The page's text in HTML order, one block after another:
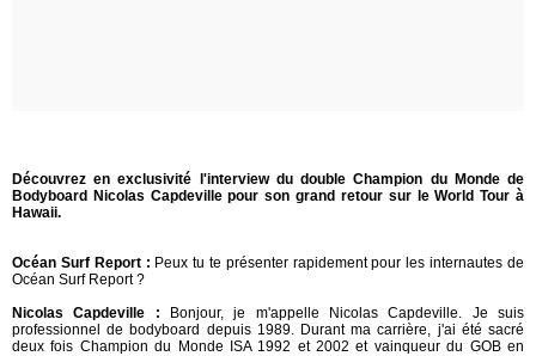
Découvrez en exclusivité l'interview du double Champion du Monde de
Bodyboard Nicolas Capdeville pour son grand retour sur le World Tour à
Hawaii.
Océan Surf Report : Peux tu te présenter rapidement pour les internautes de
Océan Surf Report ?
Nicolas Capdeville : Bonjour, je m'appelle Nicolas Capdeville. Je suis
professionnel de bodyboard depuis 1989. Durant ma carrière, j'ai été sacré
deux fois Champion du Monde ISA 1992 et 2002 et vainqueur du GOB en